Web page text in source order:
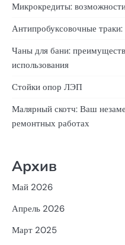
Микрокредиты:
Антипробуксовочные
Чаны для бани:
использования
Стойки опор ЛЭП
Малярный скотч: Ваш
ремонтных работах
Архив
Май 2026
Апрель 2026
Март 2025